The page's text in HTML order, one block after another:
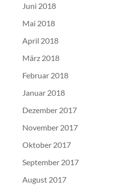
Juni 2018
Mai 2018
April 2018
März 2018
Februar 2018
Januar 2018
Dezember 2017
November 2017
Oktober 2017
September 2017
August 2017